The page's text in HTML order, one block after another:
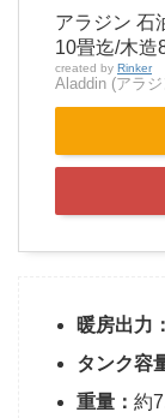
アラジン 石
10畳迄/木造
created by Rinker
Aladdin (アラ
暖房出力：
タンク容
重量： 約